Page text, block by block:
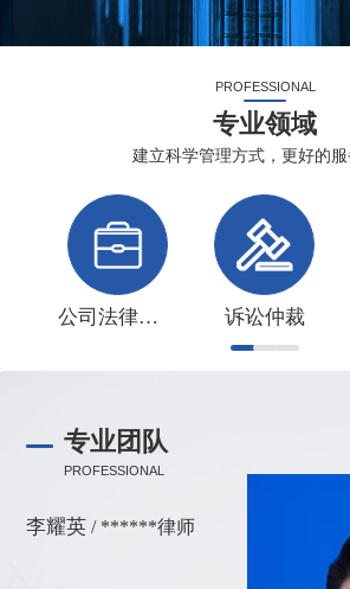
PROFESSIONAL
专业领域
建立科学管理方式，更好的
公司法律事务 诉讼仲裁
专业团队
PROFESSIONAL
李耀英 / ******律师